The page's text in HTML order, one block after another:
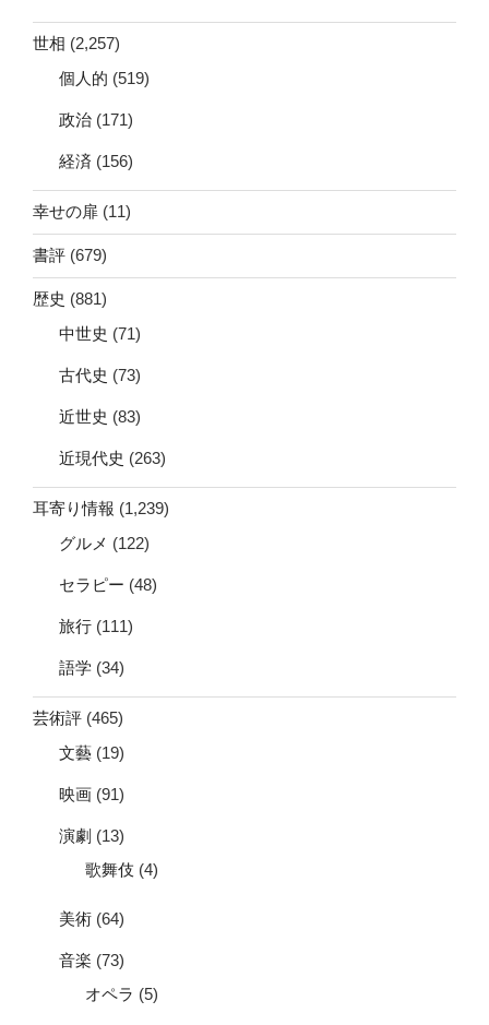
世相 (2,257)
個人的 (519)
政治 (171)
経済 (156)
幸せの扉 (11)
書評 (679)
歴史 (881)
中世史 (71)
古代史 (73)
近世史 (83)
近現代史 (263)
耳寄り情報 (1,239)
グルメ (122)
セラピー (48)
旅行 (111)
語学 (34)
芸術評 (465)
文藝 (19)
映画 (91)
演劇 (13)
歌舞伎 (4)
美術 (64)
音楽 (73)
オペラ (5)